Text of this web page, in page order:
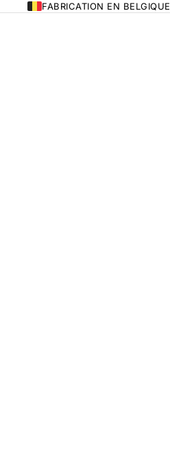
FABRICATION EN BELGIQUE